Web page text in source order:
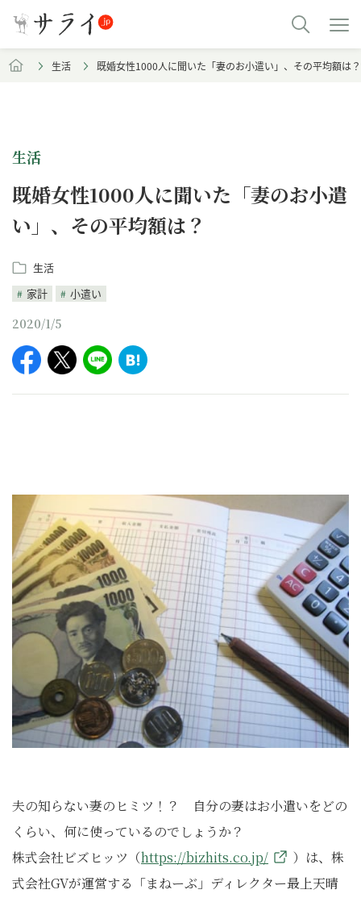
生活 既婚女性1000人に聞いた「妻のお小遣い」、その平均額は？
生活
既婚女性1000人に聞いた「妻のお小遣
い」、その平均額は？
生活
家計
小遣い
2020/1/5
夫の知らない妻のヒミツ！？ 自分の妻はお小遣いをどの
くらい、何に使っているのでしょうか？
株式会社ビズヒッツ（https://bizhits.co.jp/
）は、株
式会社GVが運営する「まねーぶ」ディレクター最上天晴